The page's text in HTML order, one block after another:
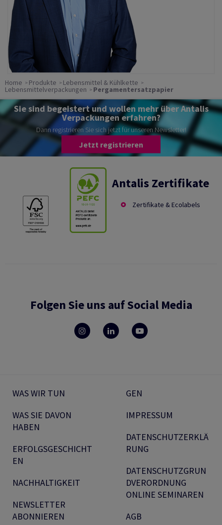
Home Produkte Lebensmittel & Kühlkette
Lebensmittelverpackungen Pergamentersatzpapier
Sie sind begeistert und wollen mehr über Antalis
Verpackungen erfahren?
Dann registrieren Sie sich jetzt für unseren Newsletter!
Jetzt registrieren
Antalis Zertifikate
Zertifikate & Ecolabels
Folgen Sie uns auf Social Media
WAS WIR TUN
WAS SIE DAVON
HABEN
ERFOLGSGESCHICHT
EN
NACHHALTIGKEIT
NEWSLETTER
ABONNIEREN
GEN
IMPRESSUM
DATENSCHUTZERKLÄ
RUNG
DATENSCHUTZGRUN
DVERORDNUNG
ONLINE SEMINAREN
AGB